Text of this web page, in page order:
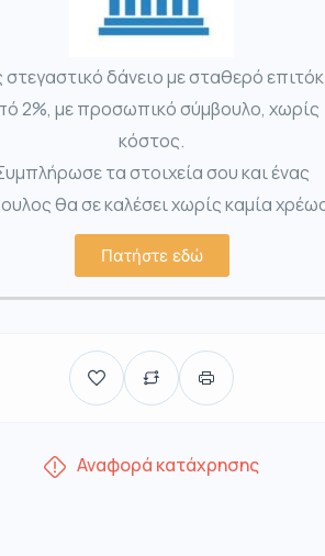
στεγαστικό δάνειο με σταθερό
2%, με προσωπικό σύμβουλο, χωρίς
κόστος.
τα στοιχεία σου και ένας
θα σε καλέσει χωρίς καμία
Πατήστε εδώ
Αναφορά κατάχρησης